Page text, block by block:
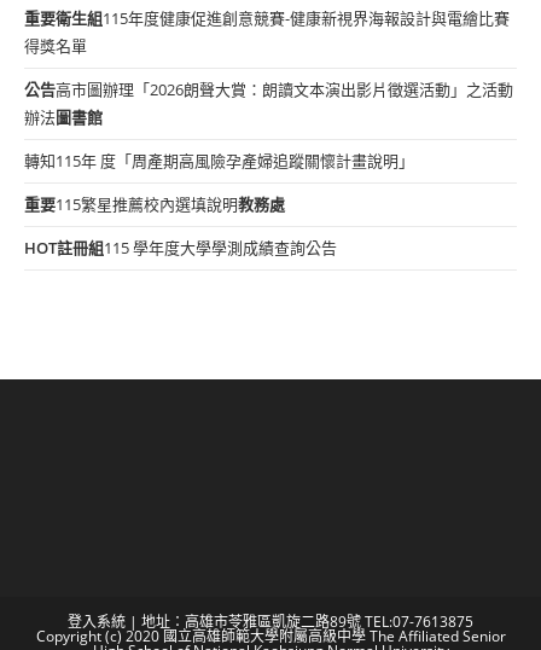
重要衛生組115年度健康促進創意競賽-健康新視界海報設計與電繪比賽
得獎名單
公告高市圖辦理「2026朗聲大賞：朗讀文本演出影片徵選活動」之活動
辦法圖書館
轉知115年 度「周產期高風險孕產婦追蹤關懷計畫說明」
重要115繁星推薦校內選填說明教務處
HOT註冊組115 學年度大學學測成績查詢公告
登入系統 | 地址：高雄市苓雅區凱旋二路89號 TEL:07-7613875
Copyright (c) 2020 國立高雄師範大學附屬高級中學 The Affiliated Senior